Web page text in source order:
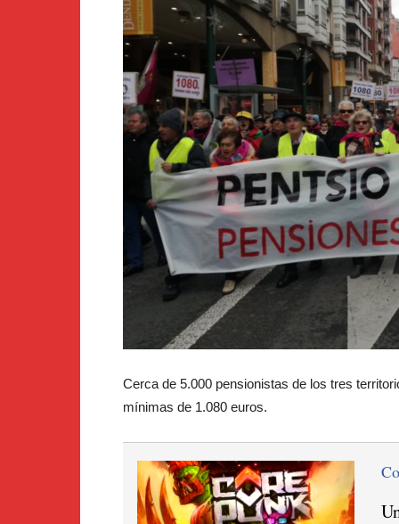
Cerca de 5.000 pensionistas de los tres
mínimas de 1.080 euros.